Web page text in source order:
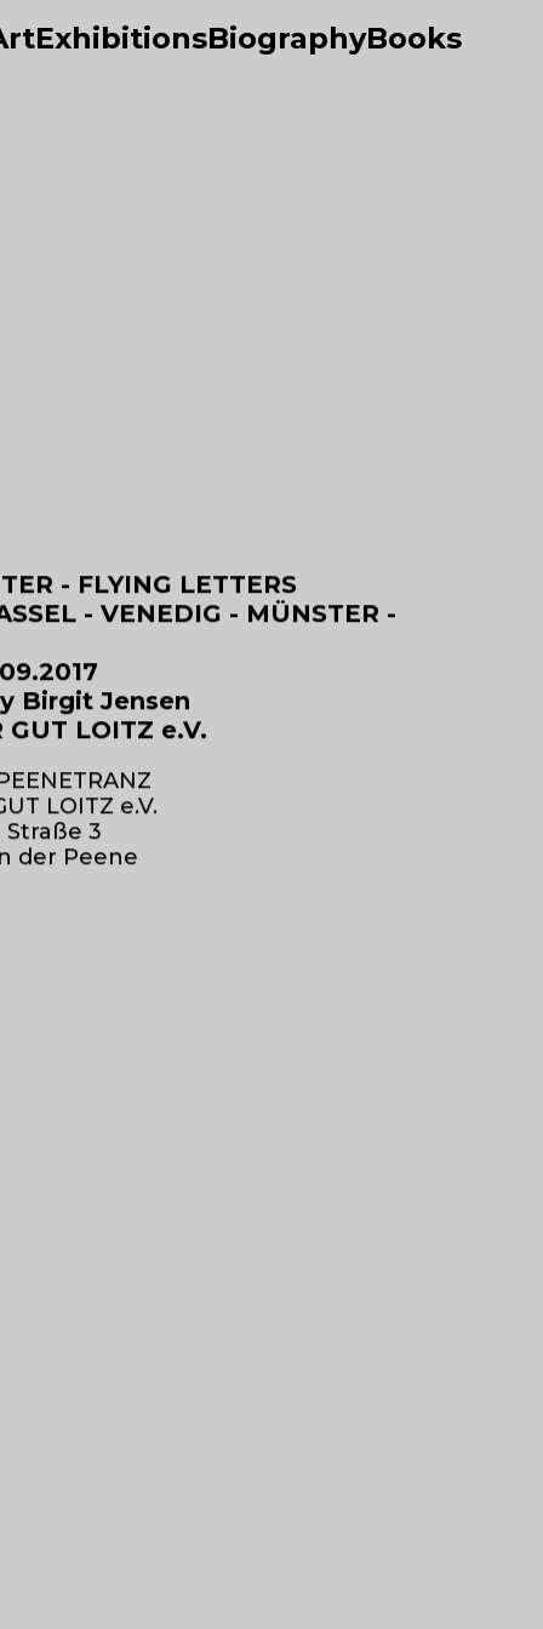
ExhibitionsBiographyBooks
- FLYING LETTERS
- VENEDIG - MÜNSTER -
Birgit Jensen
GUT LOITZ e.V.
LOITZ e.V.
3
der Peene